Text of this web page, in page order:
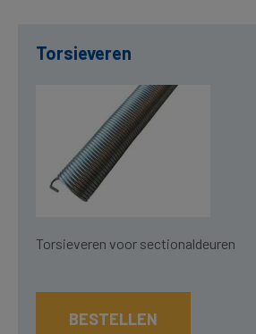
Torsieveren
Torsieveren voor sectionaldeuren
BESTELLEN